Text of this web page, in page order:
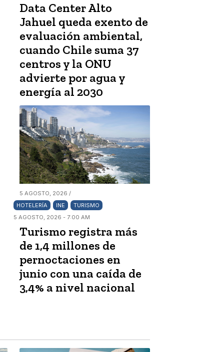
Data Center Alto
Jahuel queda exento de
evaluación ambiental,
cuando Chile suma 37
centros y la ONU
advierte por agua y
energía al 2030
5 AGOSTO, 2026 /
HOTELERÍA
INE
TURISMO
5 AGOSTO, 2026 - 7:00 AM
Turismo registra más
de 1,4 millones de
pernoctaciones en
junio con una caída de
3,4% a nivel nacional